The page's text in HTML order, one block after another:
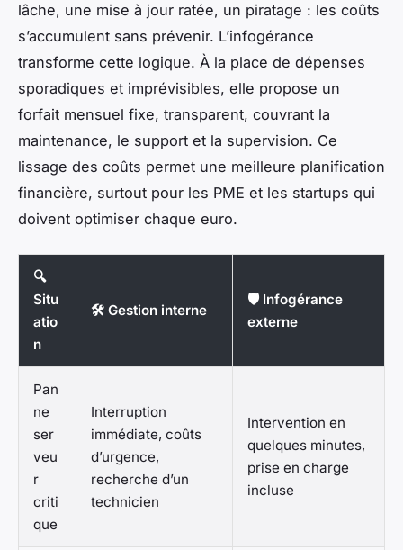
lâche, une mise à jour ratée, un piratage : les coûts
s’accumulent sans prévenir. L’infogérance
transforme cette logique. À la place de dépenses
sporadiques et imprévisibles, elle propose un
forfait mensuel fixe, transparent, couvrant la
maintenance, le support et la supervision. Ce
lissage des coûts permet une meilleure planification
financière, surtout pour les PME et les startups qui
doivent optimiser chaque euro.
🔍
Situ
atio
n
🛠️ Gestion interne
🛡️ Infogérance
externe
Pan
ne
ser
veu
r
criti
que
Interruption
immédiate, coûts
d’urgence,
recherche d’un
technicien
Intervention en
quelques minutes,
prise en charge
incluse